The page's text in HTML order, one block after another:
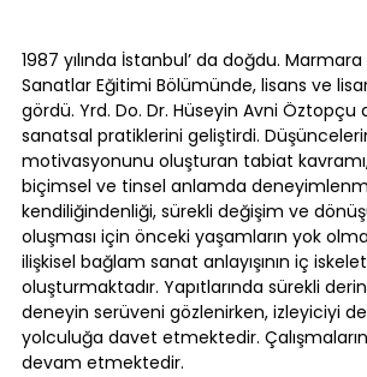
1987 yılında İstanbul’ da doğdu.
Sanatlar Eğitimi Bölümünde, lisans ve
gördü. Yrd. Do. Dr. Hüseyin Avni Öztopçu
sanatsal pratiklerini geliştirdi.
motivasyonunu oluşturan tabiat
biçimsel ve tinsel anlamda
kendiliğindenliği, sürekli değişim ve
oluşması için önceki yaşamların yok
ilişkisel bağlam sanat anlayışının iç
oluşturmaktadır. Yapıtlarında sürekli
deneyin serüveni gözlenirken, izleyiciyi
yolculuğa davet etmektedir.
devam etmektedir.